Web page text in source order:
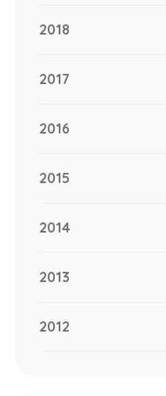
2018
2017
2016
2015
2014
2013
2012